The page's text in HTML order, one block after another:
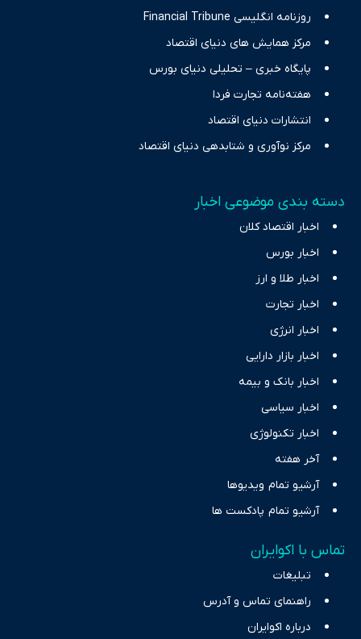
روزنامه انگلیسی Financial Tribune
مرکز همایش های دنیای اقتصاد
پایگاه خبری – تحلیلی دنیای بورس
هفته‌نامه تجارت فردا
انتشارات دنیای اقتصاد
مرکز نوآوری و شتابدهی دنیای اقتصاد
دسته بندی موضوعی اخبار
اخبار اقتصاد کلان
اخبار بورس
اخبار طلا و ارز
اخبار تجارت
اخبار انرژی
اخبار بازار دارایی
اخبار بانک و بیمه
اخبار سیاسی
اخبار تکنولوژی
آخر هفته
آرشیو تمام ویدیوها
آرشیو تمام پادکست ها
تماس با اکوایران
تبلیغات
راهنمای تماس و آدرس
درباره اکوایران